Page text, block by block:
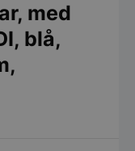
med
blå,